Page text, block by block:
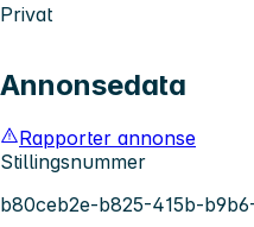
Privat
Annonsedata
Rapporter annonse
Stillingsnummer
b80ceb2e-b825-415b-